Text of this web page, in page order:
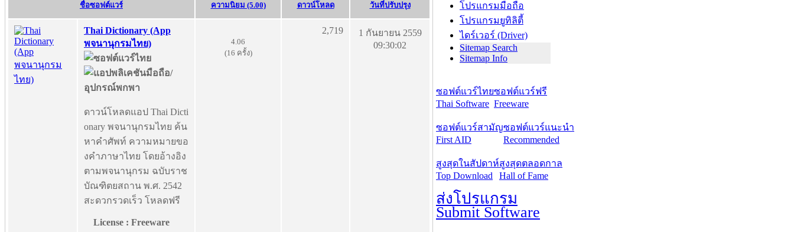
ชื่อซอฟต์แวร์ ความนิยม (5.00) ดาวน์โหลด วันที่ปรับปรุง
Thai Dictionary (App
พจนานุกรมไทย)
ดาวน์โหลดแอป Thai Dicti
onary พจนานุกรมไทย ค้น
หาคำศัพท์ ความหมายขอ
งคำภาษาไทย โดยอ้างอิง
ตามพจนานุกรม ฉบับราช
บัณฑิตยสถาน พ.ศ. 2542
สะดวกรวดเร็ว โหลดฟรี
License : Freeware
4.06
(16 ครั้ง)
2,719
1 กันยายน 2559
09:30:02
โปรแกรมมือถือ
โปรแกรมยูทิลิตี้
ไดร์เวอร์ (Driver)
Sitemap Search
Sitemap Info
ซอฟต์แวร์ไทย
Thai Software
ซอฟต์แวร์ฟรี
Freeware
ซอฟต์แวร์สามัญ
First AID
ซอฟต์แวร์แนะนำ
Recommended
สูงสุดในสัปดาห์
Top Download
สูงสุดตลอดกาล
Hall of Fame
ส่งโปรแกรม
Submit Software